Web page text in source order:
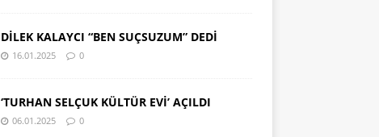
DİLEK KALAYCI “BEN SUÇSUZUM” DEDİ
16.01.2025 0
‘TURHAN SELÇUK KÜLTÜR EVİ’ AÇILDI
06.01.2025 0